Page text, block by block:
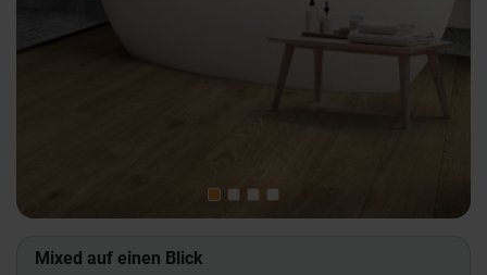
Mixed auf einen Blick